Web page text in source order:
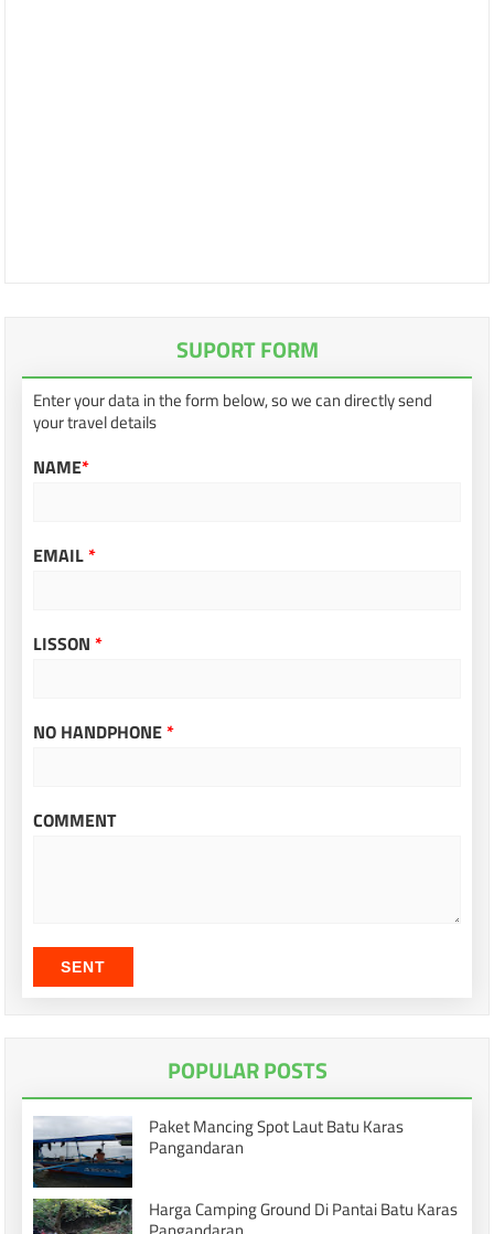
SUPORT FORM
Enter your data in the form below, so we can directly send
your travel details
NAME*
EMAIL*
LISSON*
NO HANDPHONE*
COMMENT
SENT
POPULAR POSTS
Paket Mancing Spot Laut Batu Karas
Pangandaran
Harga Camping Ground Di Pantai Batu Karas